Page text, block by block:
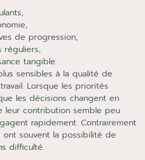
de progression,
réguliers,
tangible.
sensibles à la qualité de
Lorsque les priorités
les décisions changent en
leur contribution semble peu
rapidement. Contrairement
ont souvent la possibilité de
difficulté.